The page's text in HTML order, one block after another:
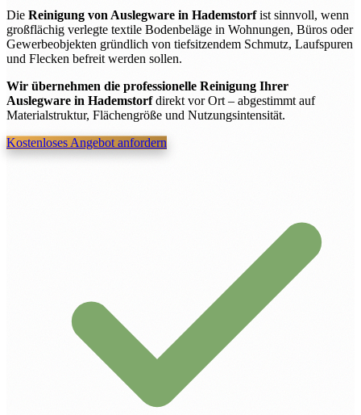
Die Reinigung von Auslegware in Hademstorfist sinnvoll, wenn
großflächig verlegte textile Bodenbeläge in Wohnungen, Büros oder
Gewerbeobjekten gründlich von tiefsitzendem Schmutz, Laufspuren
und Flecken befreit werden sollen.
Wir übernehmen die professionelle Reinigung Ihrer
Auslegware in Hademstorfdirekt vor Ort – abgestimmt auf
Materialstruktur, Flächengröße und Nutzungsintensität.
Kostenloses Angebot anfordern